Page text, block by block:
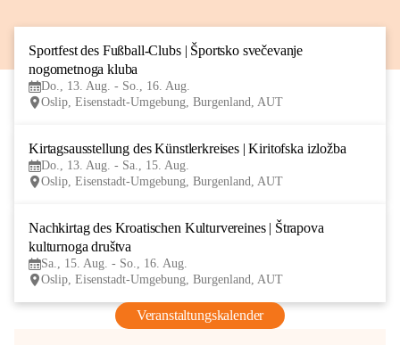
Sportfest des Fußball-Clubs | Športsko svečevanje
nogometnoga kluba
Do., 13. Aug. - So., 16. Aug.
Oslip, Eisenstadt-Umgebung, Burgenland, AUT
Kirtagsausstellung des Künstlerkreises | Kiritofska izložba
Do., 13. Aug. - Sa., 15. Aug.
Oslip, Eisenstadt-Umgebung, Burgenland, AUT
Nachkirtag des Kroatischen Kulturvereines | Štrapova
kulturnoga društva
Sa., 15. Aug. - So., 16. Aug.
Oslip, Eisenstadt-Umgebung, Burgenland, AUT
Veranstaltungskalender